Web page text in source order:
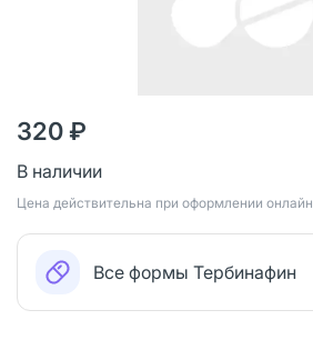
320 ₽
В наличии
Цена действительна при оформлении онлайн
Все формы Тербинафин